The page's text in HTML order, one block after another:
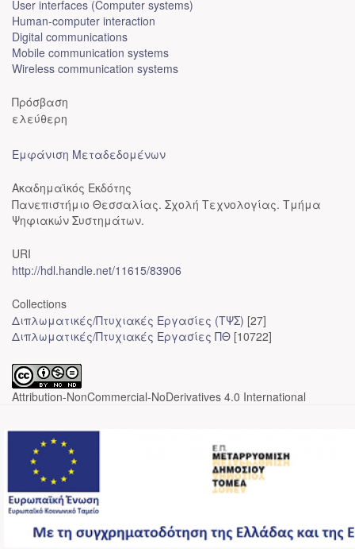
User interfaces (Computer systems)
Human-computer interaction
Digital communications
Mobile communication systems
Wireless communication systems
Πρόσβαση
ελεύθερη
Εμφάνιση Μεταδεδομένων
Ακαδημαϊκός Εκδότης
Πανεπιστήμιο Θεσσαλίας. Σχολή Τεχνολογίας. Τμήμα
Ψηφιακών Συστημάτων.
URI
http://hdl.handle.net/11615/83906
Collections
Διπλωματικές/Πτυχιακές Εργασίες (ΤΨΣ) [27]
Διπλωματικές/Πτυχιακές Εργασίες ΠΘ [10722]
Attribution-NonCommercial-NoDerivatives 4.0 International